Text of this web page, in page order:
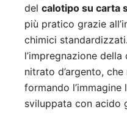
del calotipo su carta
più pratico grazie
chimici
l’impregnazione
nitrato d’argento,
formando
sviluppata con acido